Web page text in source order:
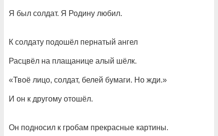
Я был солдат. Я Родину любил.
К солдату подошёл пернатый ангел
Расцвёл на плащанице алый шёлк.
«Твоё лицо, солдат, белей бумаги. Но жди.»
И он к другому отошёл.
Он подносил к гробам прекрасные картины.